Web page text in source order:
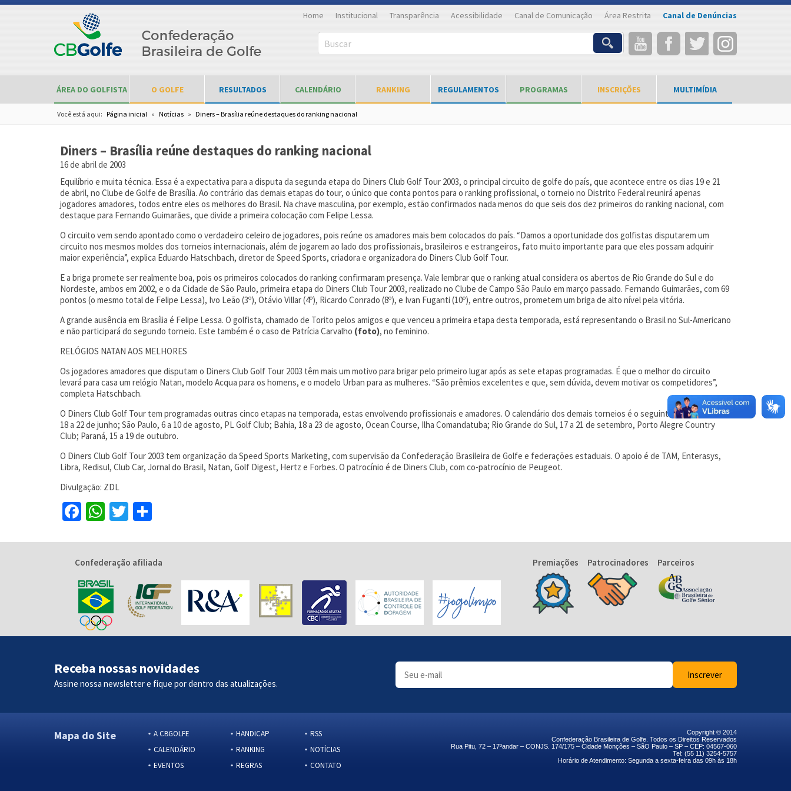
Home Institucional Transparência Acessibilidade Canal de Comunicação Área Restrita Canal de Denúncias
Buscar
ÁREA DO GOLFISTA O GOLFE RESULTADOS CALENDÁRIO RANKING REGULAMENTOS PROGRAMAS INSCRIÇÕES MULTIMÍDIA
Você está aqui: Página inicial » Notícias » Diners – Brasília reúne destaques do ranking nacional
Diners – Brasília reúne destaques do ranking nacional
16 de abril de 2003
Equilíbrio e muita técnica. Essa é a expectativa para a disputa da segunda etapa do Diners Club Golf Tour 2003, o principal circuito de golfe do país, que acontece entre os dias 19 e 21
de abril, no Clube de Golfe de Brasília. Ao contrário das demais etapas do tour, o único que conta pontos para o ranking profissional, o torneio no Distrito Federal reunirá apenas
jogadores amadores, todos entre eles os melhores do Brasil. Na chave masculina, por exemplo, estão confirmados nada menos do que seis dos dez primeiros do ranking nacional, com
destaque para Fernando Guimarães, que divide a primeira colocação com Felipe Lessa.
O circuito vem sendo apontado como o verdadeiro celeiro de jogadores, pois reúne os amadores mais bem colocados do país. “Damos a oportunidade dos golfistas disputarem um
circuito nos mesmos moldes dos torneios internacionais, além de jogarem ao lado dos profissionais, brasileiros e estrangeiros, fato muito importante para que eles possam adquirir
maior experiência”, explica Eduardo Hatschbach, diretor de Speed Sports, criadora e organizadora do Diners Club Golf Tour.
E a briga promete ser realmente boa, pois os primeiros colocados do ranking confirmaram presença. Vale lembrar que o ranking atual considera os abertos de Rio Grande do Sul e do
Nordeste, ambos em 2002, e o da Cidade de São Paulo, primeira etapa do Diners Club Tour 2003, realizado no Clube de Campo São Paulo em março passado. Fernando Guimarães, com 69
pontos (o mesmo total de Felipe Lessa), Ivo Leão (3º), Otávio Villar (4º), Ricardo Conrado (8º), e Ivan Fuganti (10º), entre outros, prometem um briga de alto nível pela vitória.
A grande ausência em Brasília é Felipe Lessa. O golfista, chamado de Torito pelos amigos e que venceu a primeira etapa desta temporada, está representando o Brasil no Sul-Americano
e não participará do segundo torneio. Este também é o caso de Patrícia Carvalho (foto), no feminino.
RELÓGIOS NATAN AOS MELHORES
Os jogadores amadores que disputam o Diners Club Golf Tour 2003 têm mais um motivo para brigar pelo primeiro lugar após as sete etapas programadas. É que o melhor do circuito
levará para casa um relógio Natan, modelo Acqua para os homens, e o modelo Urban para as mulheres. “São prêmios excelentes e que, sem dúvida, devem motivar os competidores”,
completa Hatschbach.
O Diners Club Golf Tour tem programadas outras cinco etapas na temporada, estas envolvendo profissionais e amadores. O calendário dos demais torneios é o seguinte: Rio de Janeiro,
18 a 22 de junho; São Paulo, 6 a 10 de agosto, PL Golf Club; Bahia, 18 a 23 de agosto, Ocean Course, Ilha Comandatuba; Rio Grande do Sul, 17 a 21 de setembro, Porto Alegre Country
Club; Paraná, 15 a 19 de outubro.
O Diners Club Golf Tour 2003 tem organização da Speed Sports Marketing, com supervisão da Confederação Brasileira de Golfe e federações estaduais. O apoio é de TAM, Enterasys,
Libra, Redisul, Club Car, Jornal do Brasil, Natan, Golf Digest, Hertz e Forbes. O patrocínio é de Diners Club, com co-patrocínio de Peugeot.
Divulgação: ZDL
Facebook
WhatsApp
Twitter
Confederação afiliada Parceiros
Patrocinadores
Premiações
Receba nossas novidades
Assine nossa newsletter e fique por dentro das atualizações.
Inscrever
Mapa do Site
A CBGOLFE
CALENDÁRIO
EVENTOS
HANDICAP
RANKING
REGRAS
RSS
NOTÍCIAS
CONTATO
Copyright © 2014
Confederação Brasileira de Golfe. Todos os Direitos Reservados
Rua Pitu, 72 – 17ºandar – CONJS. 174/175 – Cidade Monções – SãO Paulo – SP – CEP: 04567-060
Tel: (55 11) 3254-5757
Horário de Atendimento: Segunda a sexta-feira das 09h às 18h